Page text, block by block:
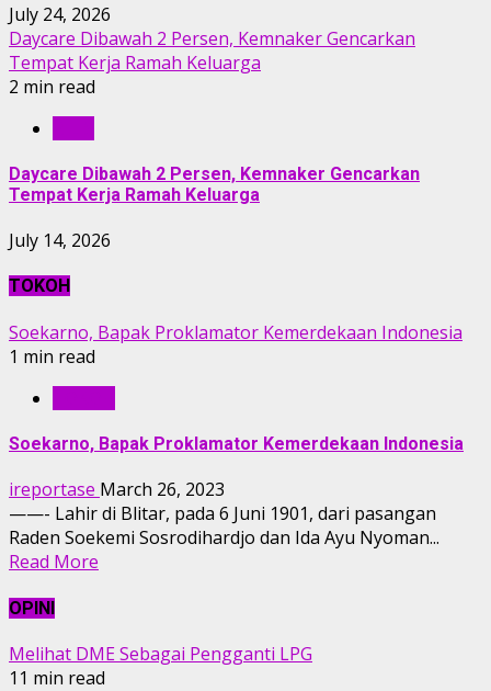
July 24, 2026
Daycare Dibawah 2 Persen, Kemnaker Gencarkan
Tempat Kerja Ramah Keluarga
2 min read
Daycare Dibawah 2 Persen, Kemnaker Gencarkan
Tempat Kerja Ramah Keluarga
July 14, 2026
TOKOH
Soekarno, Bapak Proklamator Kemerdekaan Indonesia
1 min read
Soekarno, Bapak Proklamator Kemerdekaan Indonesia
ireportase March 26, 2023
——- Lahir di Blitar, pada 6 Juni 1901, dari pasangan
Raden Soekemi Sosrodihardjo dan Ida Ayu Nyoman...
Read More
OPINI
Melihat DME Sebagai Pengganti LPG
11 min read